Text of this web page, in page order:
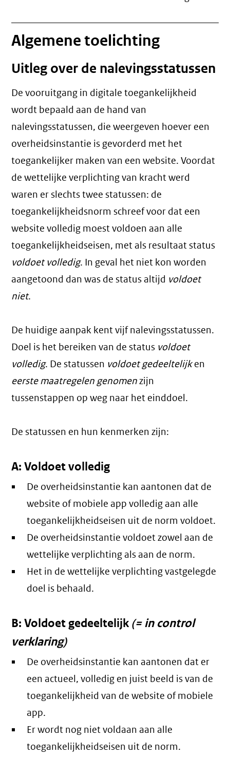
Algemene toelichting
Uitleg over de nalevingsstatussen
De vooruitgang in digitale toegankelijkheid
wordt bepaald aan de hand van
nalevingsstatussen, die weergeven hoever een
overheidsinstantie is gevorderd met het
toegankelijker maken van een website. Voordat
de wettelijke verplichting van kracht werd
waren er slechts twee statussen: de
toegankelijkheidsnorm schreef voor dat een
website volledig moest voldoen aan alle
toegankelijkheidseisen, met als resultaat status
voldoet volledig. In geval het niet kon worden
aangetoond dan was de status altijd voldoet
niet.
De huidige aanpak kent vijf nalevingsstatussen.
Doel is het bereiken van de status voldoet
volledig. De statussen voldoet gedeeltelijken
eerste maatregelen genomenzijn
tussenstappen op weg naar het einddoel.
De statussen en hun kenmerken zijn:
A: Voldoet volledig
De overheidsinstantie kan aantonen dat de
website of mobiele app volledig aan alle
toegankelijkheidseisen uit de norm voldoet.
De overheidsinstantie voldoet zowel aan de
wettelijke verplichting als aan de norm.
Het in de wettelijke verplichting vastgelegde
doel is behaald.
B: Voldoet gedeeltelijk(= in control
verklaring)
De overheidsinstantie kan aantonen dat er
een actueel, volledig en juist beeld is van de
toegankelijkheid van de website of mobiele
app.
Er wordt nog niet voldaan aan alle
toegankelijkheidseisen uit de norm.